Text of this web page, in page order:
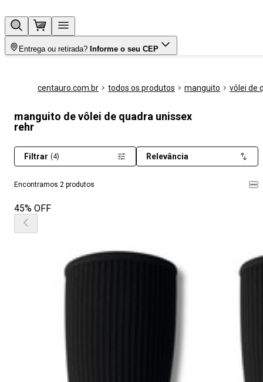
Entrega ou retirada? Informe o seu CEP
centauro.com.br todos os produtos manguito vôlei de
manguito de vôlei de quadra unissex
rehr
Encontramos 2 produtos
Filtrar (4) Relevância
45% OFF